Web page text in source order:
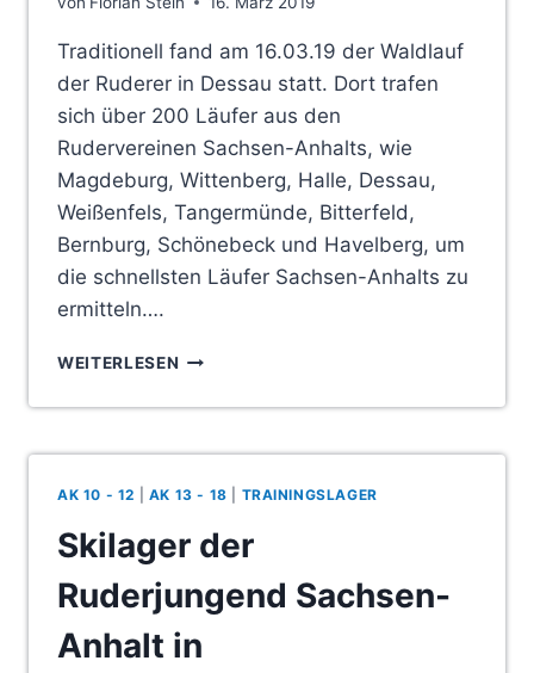
Traditionell fand am 16.03.19 der Waldlauf
der Ruderer in Dessau statt. Dort trafen
sich über 200 Läufer aus den
Rudervereinen Sachsen-Anhalts, wie
Magdeburg, Wittenberg, Halle, Dessau,
Weißenfels, Tangermünde, Bitterfeld,
Bernburg, Schönebeck und Havelberg, um
die schnellsten Läufer Sachsen-Anhalts zu
ermitteln….
WEITERLESEN ZSCHORNEWITZER
ZUM
IN
DESSAU
AK 10 - 12 AK 13 - 18 TRAININGSLAGER
Skilager der
Ruderjungend Sachsen-
Anhalt in